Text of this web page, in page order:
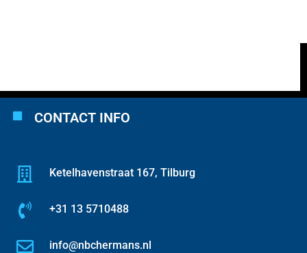
CONTACT INFO
Ketelhavenstraat 167, Tilburg
+31 13 5710488
info@nbchermans.nl